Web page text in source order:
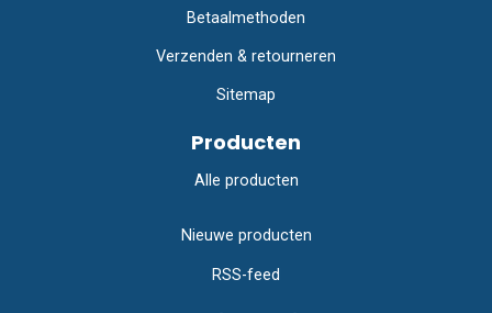
Betaalmethoden
Verzenden & retourneren
Sitemap
Producten
Alle producten
Nieuwe producten
RSS-feed